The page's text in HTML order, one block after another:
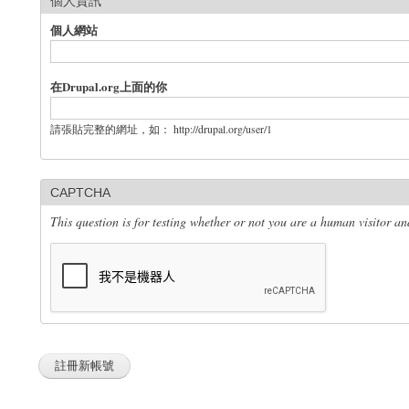
個人網站
在Drupal.org上面的你
請張貼完整的網址，如： http://drupal.org/user/1
CAPTCHA
This question is for testing whether or not you are a human visitor